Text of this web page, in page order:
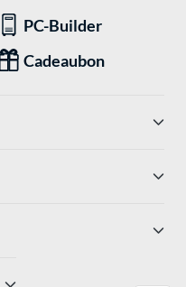
PC-Builder
Cadeaubon